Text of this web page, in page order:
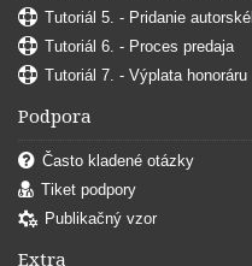
Tutoriál 5. - Pridanie
Tutoriál 6. - Proces predaja
Tutoriál 7. - Výplata honoráru
Podpora
Často kladené otázky
Tiket podpory
Publikačný vzor
Extra